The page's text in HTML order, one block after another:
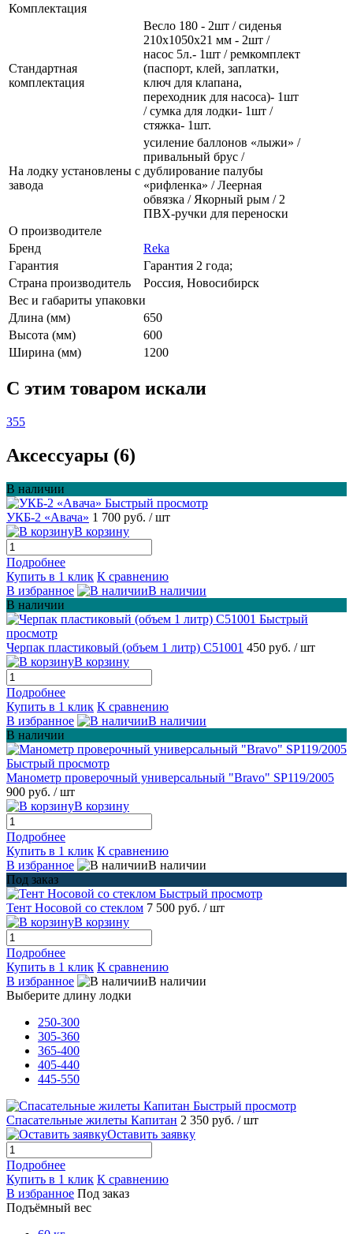
Комплектация
Стандартная
комплектация
Весло 180 - 2шт / сиденья
210х1050х21 мм - 2шт /
насос 5л.- 1шт / ремкомплект
(паспорт, клей, заплатки,
ключ для клапана,
переходник для насоса)- 1шт
/ сумка для лодки- 1шт /
стяжка- 1шт.
На лодку установлены с
завода
усиление баллонов «лыжи» /
привальный брус /
дублирование палубы
«рифленка» / Леерная
обвязка / Якорный рым / 2
ПВХ-ручки для переноски
О производителе
Бренд
Reka
Гарантия
Гарантия 2 года;
Страна производитель
Россия, Новосибирск
Вес и габариты упаковки
Длина (мм)
650
Высота (мм)
600
Ширина (мм)
1200
C этим товаром искали
355
Аксессуары (6)
В наличии
Быстрый просмотр
УКБ-2 «Авача» 1 700 руб. / шт
В корзину
Подробнее
Купить в 1 клик К сравнению
В избранное
В наличии
В наличии
Быстрый
просмотр
Черпак пластиковый (объем 1 литр) С51001 450 руб. / шт
В корзину
Подробнее
Купить в 1 клик К сравнению
В избранное
В наличии
В наличии
Быстрый просмотр
Манометр проверочный универсальный "Bravo" SP119/2005
900 руб. / шт
В корзину
Подробнее
Купить в 1 клик К сравнению
В избранное
В наличии
Под заказ
Быстрый просмотр
Тент Носовой со стеклом 7 500 руб. / шт
В корзину
Подробнее
Купить в 1 клик К сравнению
В избранное
В наличии
Выберите длину лодки
250-300
305-360
365-400
405-440
445-550
Быстрый просмотр
Спасательные жилеты Капитан 2 350 руб. / шт
Оставить заявку
Подробнее
Купить в 1 клик К сравнению
В избранное Под заказ
Подъёмный вес